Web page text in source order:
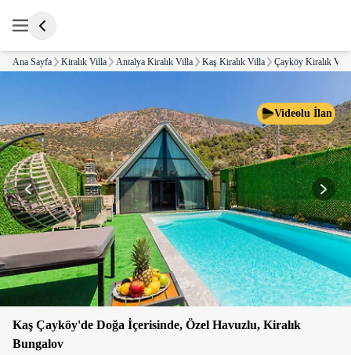
Ana Sayfa Kiralık Villa Antalya Kiralık Villa Kaş Kiralık Villa Çayköy Kiralık Villa
Kaş Çayköy'de Doğa İçerisinde, Özel Havuzlu, Kiralık
Bungalov
Videolu İlan